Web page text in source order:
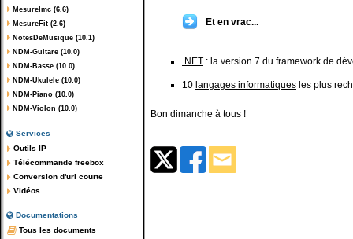
MesureImc (6.6)
MesureFit (2.6)
NotesDeMusique (10.1)
NDM-Guitare (10.0)
NDM-Basse (10.0)
NDM-Ukulele (10.0)
NDM-Piano (10.0)
NDM-Violon (10.0)
Services
Outils IP
Télécommande freebox
Conversion d'url courte
Vidéos
Documentations
Tous les documents
Et en vrac...
.NET : la version 7 du framework de
10 langages informatiques les plus
Bon dimanche à tous !